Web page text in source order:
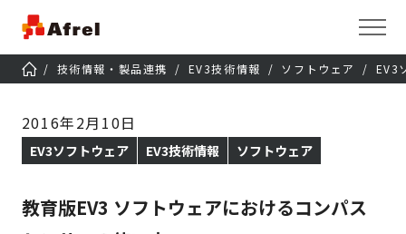
技術情報・製品連携 EV3技術情報 ソフトウェア EV3
2016年2月10日
EV3ソフトウェア EV3技術情報 ソフトウェア
教育版EV3 ソフトウェアにおけるコンパス